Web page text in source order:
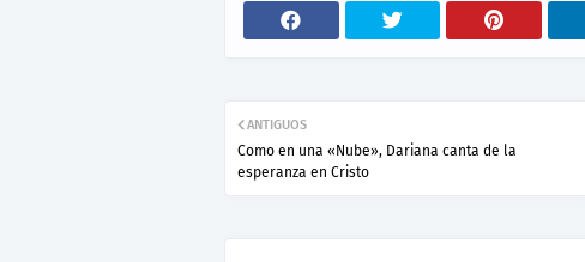
ANTIGUOS
Como en una «Nube», Dariana canta de la
esperanza en Cristo